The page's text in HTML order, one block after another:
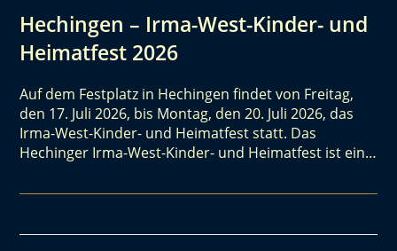
Hechingen – Irma-West-Kinder- und
Heimatfest 2026
Auf dem Festplatz in Hechingen findet von Freitag,
den 17. Juli 2026, bis Montag, den 20. Juli 2026, das
Irma-West-Kinder- und Heimatfest statt. Das
Hechinger Irma-West-Kinder- und Heimatfest ist ein…